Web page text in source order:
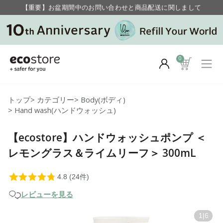
【重要】お盆期間中のお問い合わせと商品配送に関しまして
毎月お得にポイントが貯まる！ “月のポイントアップデー”
0
トップ> カテゴリー> Body(ボディ)
> Hand wash(ハンドウォッシュ)
【ecostore】ハンドウォッシュポンプ ＜
レモングラス＆ライムリーフ＞ 300mL
レビューを見る
1 6